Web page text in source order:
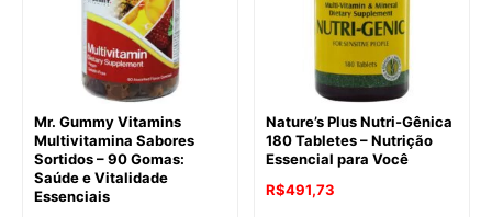
Mr. Gummy Vitamins
Multivitamina Sabores
Sortidos – 90 Gomas:
Saúde e Vitalidade
Essenciais
Nature’s Plus Nutri-Gênica
180 Tabletes – Nutrição
Essencial para Você
R$491,73